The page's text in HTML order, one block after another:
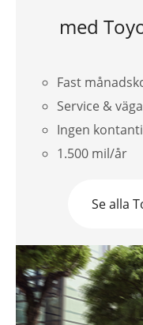
med
Fast
Service &
Ingen
1.500 mil/år
Se alla